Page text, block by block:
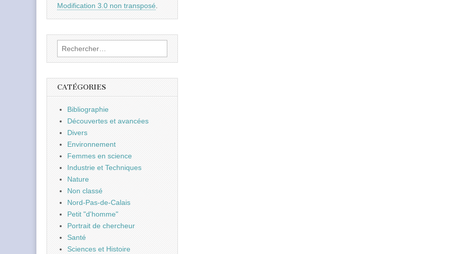
Modification 3.0 non transposé.
Rechercher :
CATÉGORIES
Bibliographie
Découvertes et avancées
Divers
Environnement
Femmes en science
Industrie et Techniques
Nature
Non classé
Nord-Pas-de-Calais
Petit "d'homme"
Portrait de chercheur
Santé
Sciences et Histoire